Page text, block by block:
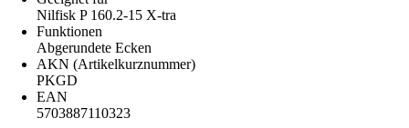
Nilfisk P 160.2-15 X-tra
Funktionen
Abgerundete Ecken
AKN (Artikelkurznummer)
PKGD
EAN
5703887110323